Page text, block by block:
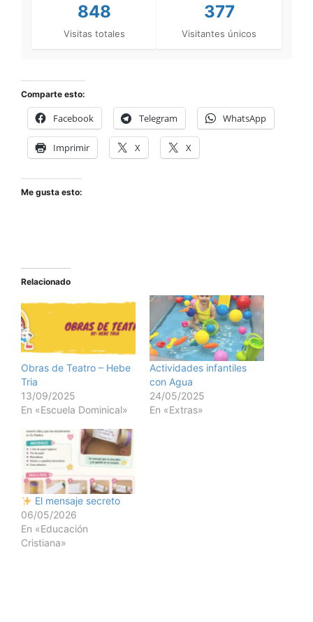
848
Visitas totales
377
Visitantes únicos
Comparte esto:
Facebook Telegram WhatsApp
Imprimir X X
Me gusta esto:
Relacionado
Obras de Teatro – Hebe
Tria
13/09/2025
En «Escuela Dominical»
Actividades infantiles
con Agua
24/05/2025
En «Extras»
El mensaje secreto
06/05/2026
En «Educación
Cristiana»